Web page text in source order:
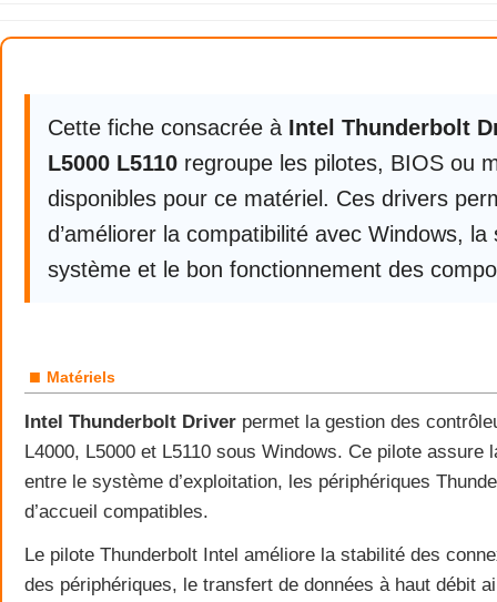
Cette fiche consacrée à Intel Thunderbolt
L5000 L5110 regroupe les pilotes, BIOS ou
disponibles pour ce matériel. Ces drivers
d’améliorer la compatibilité avec Windows, la
système et le bon fonctionnement des
■ Matériels
Intel Thunderbolt Driver permet la gestion des
L4000, L5000 et L5110 sous Windows. Ce pilote assure
entre le système d’exploitation, les périphériques
d’accueil compatibles.
Le pilote Thunderbolt Intel améliore la stabilité des
des périphériques, le transfert de données à haut débit